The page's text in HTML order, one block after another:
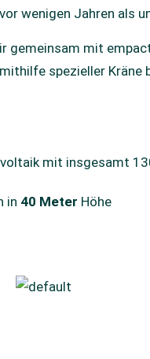
wenigen Jahren als
gemeinsam mit
spezieller Kräne
mit insgesamt
in 40 Meter Höhe